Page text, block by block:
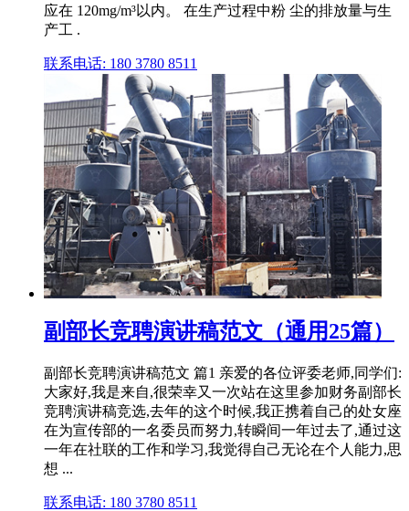
应在 120mg/m³以内。 在生产过程中粉 尘的排放量与生
产工 .
联系电话: 180 3780 8511
副部长竞聘演讲稿范文（通用25篇）
副部长竞聘演讲稿范文 篇1 亲爱的各位评委老师,同学们:
大家好,我是来自,很荣幸又一次站在这里参加财务副部长
竞聘演讲稿竞选,去年的这个时候,我正携着自己的处女座
在为宣传部的一名委员而努力,转瞬间一年过去了,通过这
一年在社联的工作和学习,我觉得自己无论在个人能力,思
想 ...
联系电话: 180 3780 8511